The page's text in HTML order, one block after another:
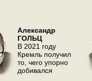
Александр
ГОЛЬЦ
В 2021 году
Кремль получил
то, чего упорно
добивался